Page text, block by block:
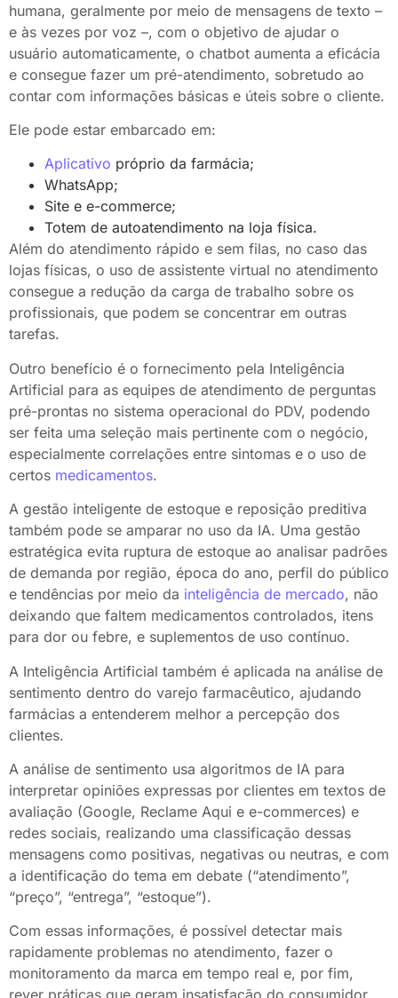
humana, geralmente por meio de mensagens de texto –
e às vezes por voz –, com o objetivo de ajudar o
usuário automaticamente, o chatbot aumenta a eficácia
e consegue fazer um pré-atendimento, sobretudo ao
contar com informações básicas e úteis sobre o cliente.
Ele pode estar embarcado em:
Aplicativo próprio da farmácia;
WhatsApp;
Site e e-commerce;
Totem de autoatendimento na loja física.
Além do atendimento rápido e sem filas, no caso das
lojas físicas, o uso de assistente virtual no atendimento
consegue a redução da carga de trabalho sobre os
profissionais, que podem se concentrar em outras
tarefas.
Outro benefício é o fornecimento pela Inteligência
Artificial para as equipes de atendimento de perguntas
pré-prontas no sistema operacional do PDV, podendo
ser feita uma seleção mais pertinente com o negócio,
especialmente correlações entre sintomas e o uso de
certos medicamentos.
A gestão inteligente de estoque e reposição preditiva
também pode se amparar no uso da IA. Uma gestão
estratégica evita ruptura de estoque ao analisar padrões
de demanda por região, época do ano, perfil do público
e tendências por meio da inteligência de mercado, não
deixando que faltem medicamentos controlados, itens
para dor ou febre, e suplementos de uso contínuo.
A Inteligência Artificial também é aplicada na análise de
sentimento dentro do varejo farmacêutico, ajudando
farmácias a entenderem melhor a percepção dos
clientes.
A análise de sentimento usa algoritmos de IA para
interpretar opiniões expressas por clientes em textos de
avaliação (Google, Reclame Aqui e e-commerces) e
redes sociais, realizando uma classificação dessas
mensagens como positivas, negativas ou neutras, e com
a identificação do tema em debate (“atendimento”,
“preço”, “entrega”, “estoque”).
Com essas informações, é possível detectar mais
rapidamente problemas no atendimento, fazer o
monitoramento da marca em tempo real e, por fim,